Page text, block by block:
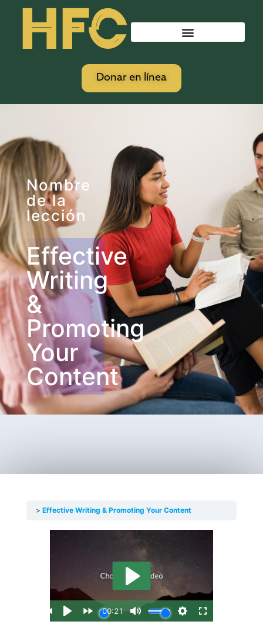
HFC
Donar en línea
Nombre
de la
lección
Effective
Writing
&
Promoting
Your
Content
Effective Writing & Promoting Your Content